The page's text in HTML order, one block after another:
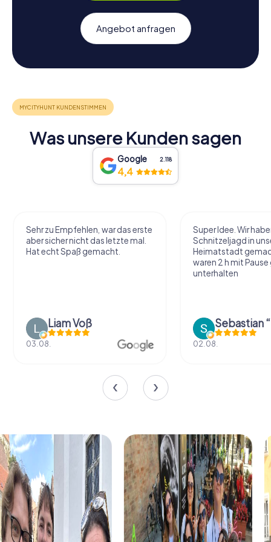
Angebot anfragen
Was unsere Kunden sagen
Google 2.118
4,4
Sehr zu Empfehlen, war das erste
aber sicher nicht das letzte mal.
Hat echt Spaß gemacht.
Liam Voß
03.08.
Super Idee. Wir
Schnitzeljagd in
Heimatstadt
waren 2 h mit
unterhalten
02.08.